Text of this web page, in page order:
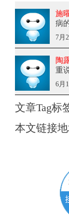
施
病
7月
陶
重
6月
文章Tag标
本文链接地